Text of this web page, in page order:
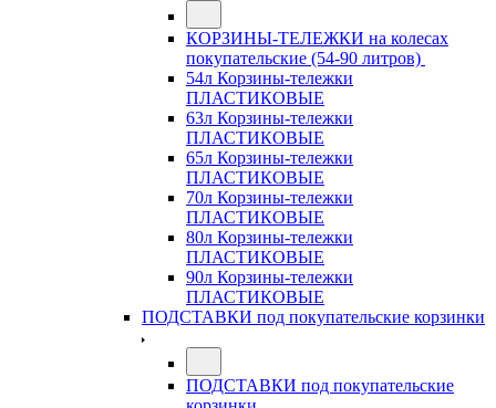
КОРЗИНЫ-ТЕЛЕЖКИ на колесах
покупательские (54-90 литров)
54л Корзины-тележки
ПЛАСТИКОВЫЕ
63л Корзины-тележки
ПЛАСТИКОВЫЕ
65л Корзины-тележки
ПЛАСТИКОВЫЕ
70л Корзины-тележки
ПЛАСТИКОВЫЕ
80л Корзины-тележки
ПЛАСТИКОВЫЕ
90л Корзины-тележки
ПЛАСТИКОВЫЕ
ПОДСТАВКИ под покупательские корзинки
ПОДСТАВКИ под покупательские